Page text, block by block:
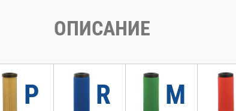
ОПИСАНИЕ
P R M